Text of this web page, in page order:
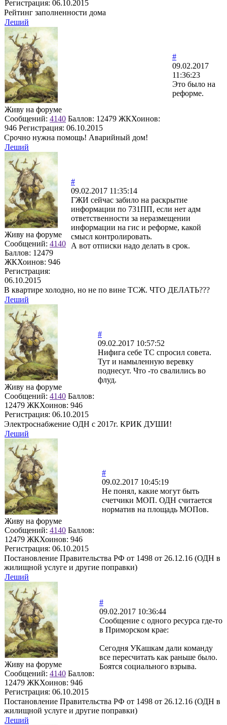
Регистрация: 06.10.2015
Рейтинг заполненности дома
Леший
Живу на форуме
Сообщений: 4140 Баллов: 12479 ЖКХоинов:
946 Регистрация: 06.10.2015
#
09.02.2017
11:36:23
Это было на
реформе.
Срочно нужна помощь! Аварийный дом!
Леший
Живу на форуме
Сообщений: 4140
Баллов: 12479
ЖКХоинов: 946
Регистрация:
06.10.2015
#
09.02.2017 11:35:14
ГЖИ сейчас забило на раскрытие
информации по 731ПП, если нет адм
ответственности за неразмещении
информации на гис и реформе, какой
смысл контролировать.
А вот отписки надо делать в срок.
В квартире холодно, но не по вине ТСЖ. ЧТО ДЕЛАТЬ???
Леший
Живу на форуме
Сообщений: 4140 Баллов:
12479 ЖКХоинов: 946
Регистрация: 06.10.2015
#
09.02.2017 10:57:52
Нифига себе ТС спросил совета.
Тут и намыленную веревку
поднесут. Что -то свалились во
флуд.
Электроснабжение ОДН с 2017г. КРИК ДУШИ!
Леший
Живу на форуме
Сообщений: 4140 Баллов:
12479 ЖКХоинов: 946
Регистрация: 06.10.2015
#
09.02.2017 10:45:19
Не понял, какие могут быть
счетчики МОП. ОДН считается
норматив на площадь МОПов.
Постановление Правительства РФ от 1498 от 26.12.16 (ОДН в
жилищной услуге и другие поправки)
Леший
Живу на форуме
Сообщений: 4140 Баллов:
12479 ЖКХоинов: 946
Регистрация: 06.10.2015
#
09.02.2017 10:36:44
Сообщение с одного ресурса где-то
в Приморском крае:
Сегодня УКашкам дали команду
все пересчитать как раньше было.
Боятся социального взрыва.
Постановление Правительства РФ от 1498 от 26.12.16 (ОДН в
жилищной услуге и другие поправки)
Леший